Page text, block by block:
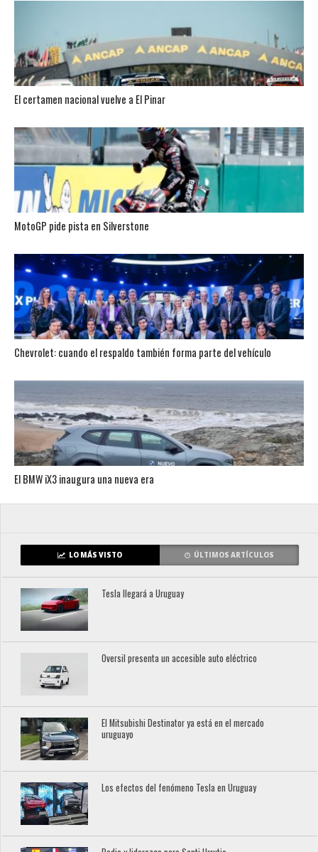
El certamen nacional vuelve a El Pinar
MotoGP pide pista en Silverstone
Chevrolet: cuando el respaldo también forma parte del vehículo
El BMW iX3 inaugura una nueva era
LO MÁS VISTO ÚLTIMOS ARTÍCULOS
Tesla llegará a Uruguay
Oversil presenta un accesible auto eléctrico
El Mitsubishi Destinator ya está en el mercado
uruguayo
Los efectos del fenómeno Tesla en Uruguay